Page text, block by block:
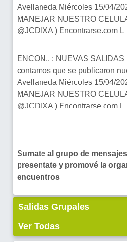
Avellaneda Miércoles 15/04/
MANEJAR NUESTRO
@JCDIXA ) Encontrarse.com L
ENCON.. : NUEVAS SALIDAS
contamos que se publicaron
Avellaneda Miércoles 15/04/
MANEJAR NUESTRO
@JCDIXA ) Encontrarse.com L
Sumate al grupo de
presentate y promové la
encuentros
Salidas Grupales
Ver Todas